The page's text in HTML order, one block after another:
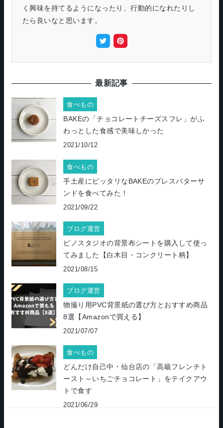
く興味を持てるようになったり、行動的になれたりし
たら良いなと思います。
最新記事
食べもの
BAKEの「チョコレートチーズスフレ」がふ
わっとした食感で美味しかった
2021/10/12
食べもの
手土産にピッタリなBAKEのプレスバターサ
ンドを食べてみた！
2021/09/22
ブログ運営
ピノスタジオの背景布シートを購入して使っ
てみました【白木目・コンクリート柄】
2021/08/15
ブログ運営
物撮り用PVC背景紙の選び方とおすすめ商品
8選【Amazonで買える】
2021/07/07
食べもの
どんだけ自己中・仙台店の「高級フレンチト
ースト～いちごチョコレート」をテイクアウ
トで食す
2021/06/29